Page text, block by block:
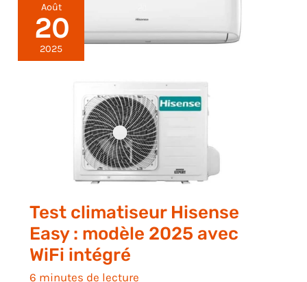
Août
20
2025
Test climatiseur Hisense
Easy : modèle 2025 avec
WiFi intégré
6 minutes de lecture